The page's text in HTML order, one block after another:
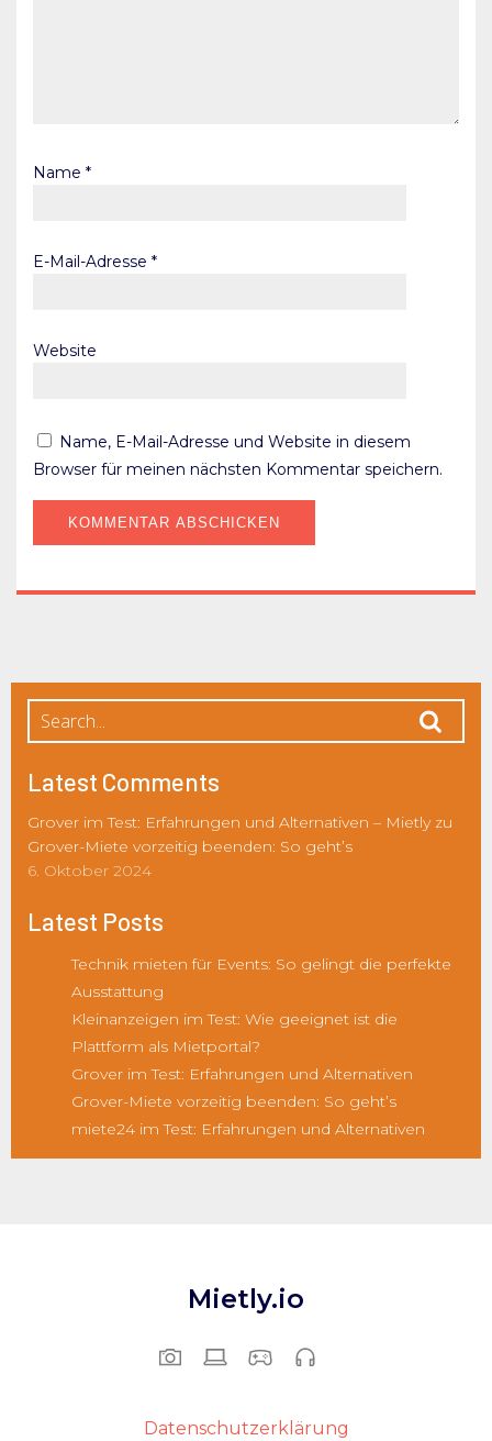
Name *
E-Mail-Adresse *
Website
Name, E-Mail-Adresse und Website in diesem
Browser für meinen nächsten Kommentar speichern.
Latest Comments
Grover im Test: Erfahrungen und Alternativen – Mietlyzu
Grover-Miete vorzeitig beenden: So geht’s
6. Oktober 2024
Latest Posts
Technik mieten für Events: So gelingt die perfekte
Ausstattung
Kleinanzeigen im Test: Wie geeignet ist die
Plattform als Mietportal?
Grover im Test: Erfahrungen und Alternativen
Grover-Miete vorzeitig beenden: So geht’s
miete24 im Test: Erfahrungen und Alternativen
Mietly.io
Datenschutzerklärung